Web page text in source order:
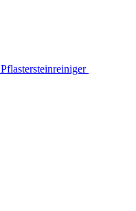
Pflastersteinreiniger